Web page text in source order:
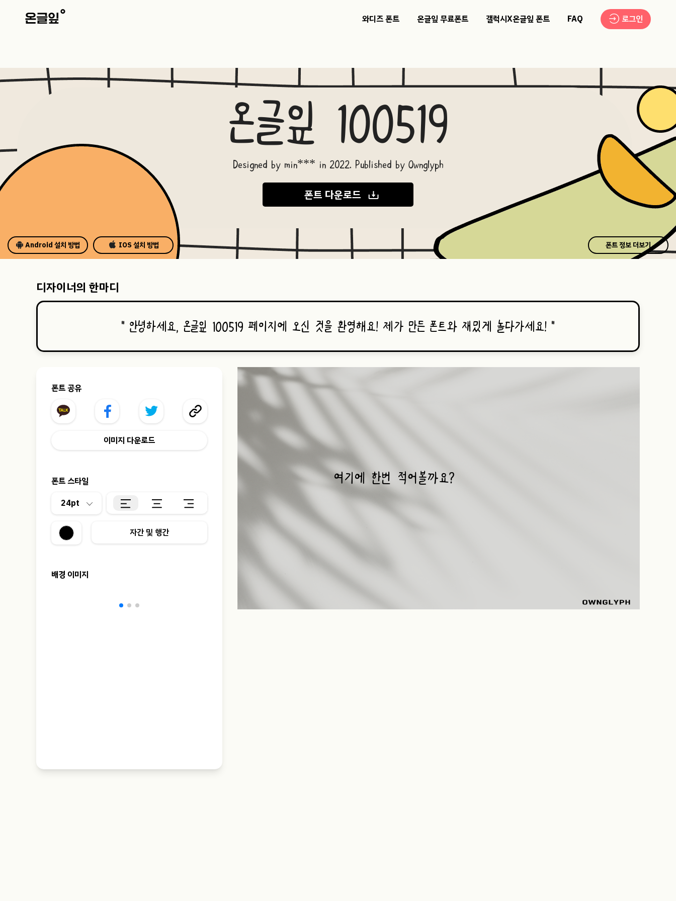
와디즈 폰트 온글잎 무료폰트 갤럭시X온글잎 폰트 FAQ 로그인
온글잎 100519
Designed by min*** in 2022. Published by Ownglyph
폰트 다운로드
Android 설치 방법 IOS 설치 방법 폰트 정보 더보기
디자이너의 한마디
“ 안녕하세요, 온글잎 100519 페이지에 오신 것을 환영해요! 제가 만든 폰트와 재밌게 놀다가세요! ”
폰트 공유
이미지 다운로드
폰트 스타일
24pt
자간 및 행간
배경 이미지